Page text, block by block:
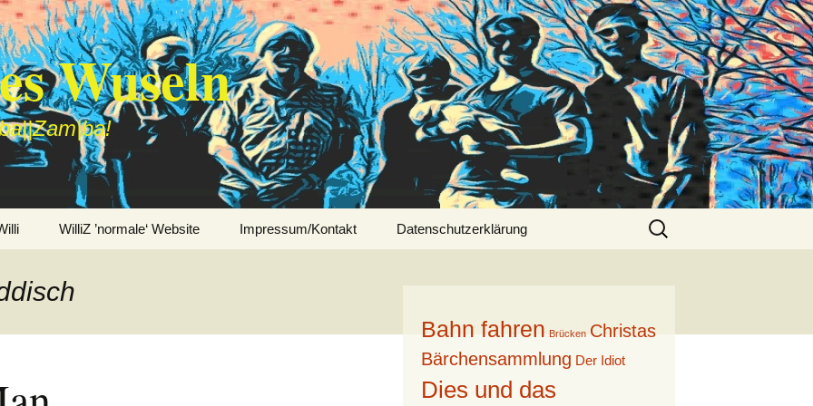
Wuseln
WilliZ ’normale‘ Website Impressum/Kontakt Datenschutzerklärung
Suche
nach:
Bahn fahren Brücken Christas
Bärchensammlung Der Idiot
Dies und das